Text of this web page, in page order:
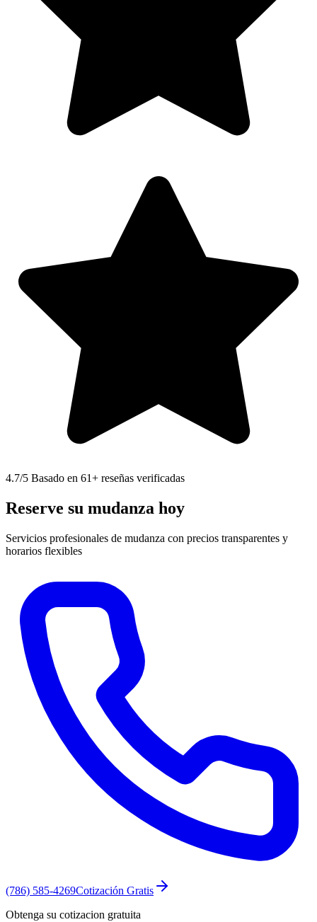
4.7/5 Basado en 61+ reseñas verificadas
Reserve su mudanza hoy
Servicios profesionales de mudanza con precios transparentes y
horarios flexibles
(786) 585-4269Cotización Gratis
Obtenga su cotizacion gratuita